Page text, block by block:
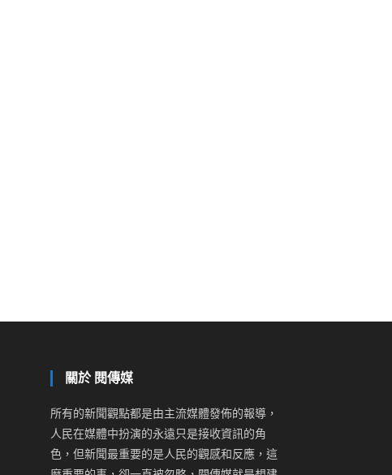
關於 閱傳媒
所有的新聞觀點都是由主流媒體發佈的報導，
人民在媒體中扮演的永遠只是接收資訊的角
色，但新聞最重要的是人民的觀感和反應，這